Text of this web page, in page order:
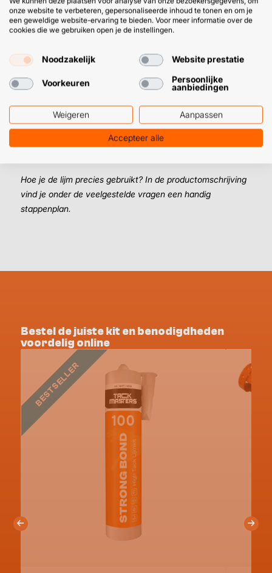
onze favoriet voor metaal op steen:Strong Bond High
Tack. Dit is een lijm / kit op basis van MS polymeer met
Daarnaast is deze lijm voor metaal op steen perfect voor
buiten. Hij ’s tenslotte
extreem water- en UV-bestendig
Op die manier ben je zeker van een betrouwbare
➜Deze veelzijdige lijm gebruik je naast metaal op steen
ook prima op beton, bijv. voor hetlijmen van metal studs
Hoe je de lijm precies gebruikt? In de productomschrijving
vind je onder de veelgestelde vragen een handig
stappenplan.
Bestel de juiste kit en benodigdheden
voordelig online
BESTSELLER
onze website te verbeteren, gepersonaliseerde inhoud te tonen en om je
een geweldige website-ervaring te bieden. Voor meer informatie over de
cookies die we gebruiken open je de instellingen.
Noodzakelijk Website prestatie
Voorkeuren
Persoonlijke
aanbiedingen
Weigeren Aanpassen
Accepteer alle